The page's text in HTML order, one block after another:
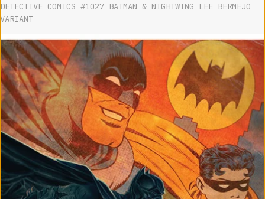
DETECTIVE COMICS #1027 BATMAN & NIGHTWING LEE BERMEJO
VARIANT
information